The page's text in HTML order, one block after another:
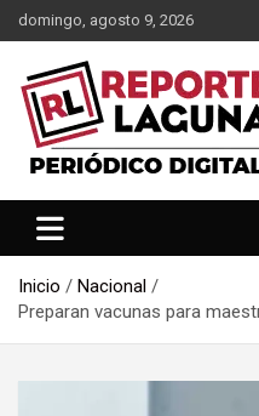
Saltar
al
contenido
domingo, agosto 9, 2026
Reporte
Inicio
Nacional
Preparan vacunas para